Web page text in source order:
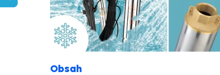
Obsah